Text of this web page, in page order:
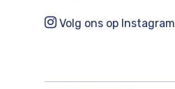
Volg ons op Instagram